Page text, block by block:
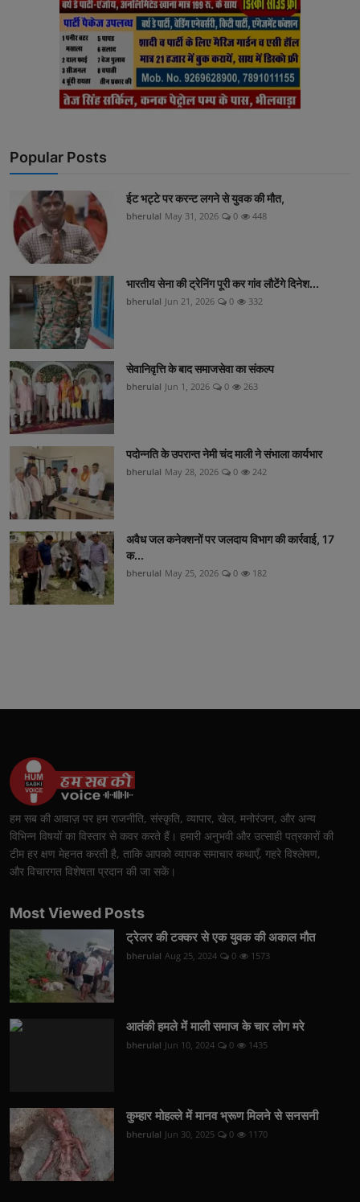
Popular Posts
ईट भट्टे पर करन्ट लगने से युवक की मौत,
bherulal May 31, 2026 0 448
भारतीय सेना की ट्रेनिंग पूरी कर गांव लौटेंगे दिनेश...
bherulal Jun 21, 2026 0 332
सेवानिवृत्ति के बाद समाजसेवा का संकल्प
bherulal Jun 1, 2026 0 263
पदोन्नति के उपरान्त नेमी चंद माली ने संभाला कार्यभार
bherulal May 28, 2026 0 242
अवैध जल कनेक्शनों पर जलदाय विभाग की कार्रवाई, 17
क...
bherulal May 25, 2026 0 182
हम सब की आवाज़ पर हम राजनीति, संस्कृति, व्यापार, खेल, मनोरंजन, और अन्य
विभिन्न विषयों का विस्तार से कवर करते हैं। हमारी अनुभवी और उत्साही पत्रकारों की
टीम हर क्षण मेहनत करती है, ताकि आपको व्यापक समाचार कथाएँ, गहरे विश्लेषण,
और विचारगत विशेषता प्रदान की जा सकें।
Most Viewed Posts
ट्रेलर की टक्कर से एक युवक की अकाल मौत
bherulal Aug 25, 2024 0 1573
आतंकी हमले में माली समाज के चार लोग मरे
bherulal Jun 10, 2024 0 1435
कुम्हार मोहल्ले में मानव भ्रूण मिलने से सनसनी
bherulal Jun 30, 2025 0 1170